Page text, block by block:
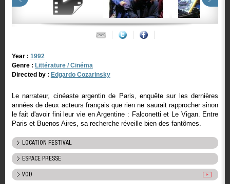
Year : 1992
Genre : Littérature / Cinéma
Directed by : Edgardo Cozarinsky
Le narrateur, cinéaste argentin de Paris, enquête sur les dernières
années de deux acteurs français que rien ne saurait rapprocher sinon
le fait d'avoir fini leur vie en Argentine : Falconetti et Le Vigan. Entre
Paris et Buenos Aires, sa recherche réveille bien des fantômes.
LOCATION FESTIVAL
ESPACE PRESSE
VOD